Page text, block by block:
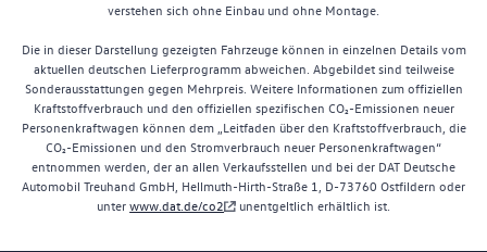
verstehen sich ohne Einbau und ohne Montage.
Die in dieser Darstellung gezeigten Fahrzeuge können in einzelnen Details vom
aktuellen deutschen Lieferprogramm abweichen. Abgebildet sind teilweise
Sonderausstattungen gegen Mehrpreis. Weitere Informationen zum offiziellen
Kraftstoffverbrauch und den offiziellen spezifischen CO₂-Emissionen neuer
Personenkraftwagen können dem „Leitfaden über den Kraftstoffverbrauch, die
CO₂-Emissionen und den Stromverbrauch neuer Personenkraftwagen“
entnommen werden, der an allen Verkaufsstellen und bei der DAT Deutsche
Automobil Treuhand GmbH, Hellmuth-Hirth-Straße 1, D-73760 Ostfildern oder
unterwww.dat.de/co2 unentgeltlich erhältlich ist.